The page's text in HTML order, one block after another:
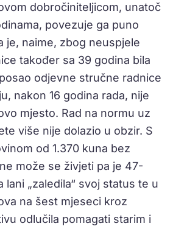
dobročiniteljicom, unatoč
povezuje ga puno
je, naime, zbog neuspjele
također sa 39 godina bila
odjevne stručne radnice
nakon 16 godina rada, nije
mjesto. Rad na normu uz
više nije dolazio u obzir. S
od 1.370 kuna bez
može se živjeti pa je 47-
lani „zaledila“ svoj status te u
na šest mjeseci kroz
odlučila pomagati starim i